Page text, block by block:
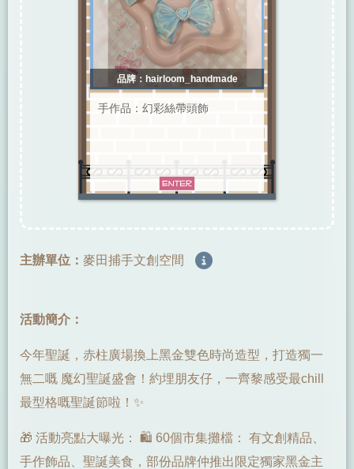
品牌：hairloom_handmade
手作品：幻彩絲帶頭飾
主辦單位： 麥田捕手文創空間
活動簡介：
今年聖誕，赤柱廣場換上黑金雙色時尚造型，打造獨一
無二嘅 魔幻聖誕盛會！約埋朋友仔，一齊黎感受最chill
最型格嘅聖誕節啦！✨
🎁 活動亮點大曝光： 🛍 60個市集攤檔： 有文創精品、
手作飾品、聖誕美食，部份品牌仲推出限定獨家黑金主